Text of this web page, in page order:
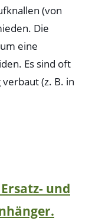
(von
Die
eine
Es sind oft
(z. B. in
und